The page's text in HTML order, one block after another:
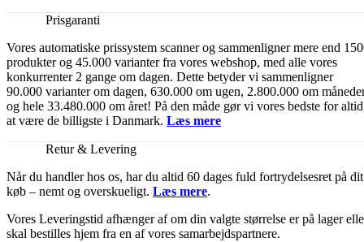
Prisgaranti
Vores automatiske prissystem scanner og sammenligner mere end
produkter og 45.000 varianter fra vores webshop, med alle vores
konkurrenter 2 gange om dagen. Dette betyder vi sammenligner
90.000 varianter om dagen, 630.000 om ugen, 2.800.000 om
og hele 33.480.000 om året! På den måde gør vi vores bedste for
at være de billigste i Danmark. Læs mere
Retur & Levering
Når du handler hos os, har du altid 60 dages fuld fortrydelsesret på dit
køb – nemt og overskueligt. Læs mere.
Vores Leveringstid afhænger af om din valgte størrelse er på lager
skal bestilles hjem fra en af vores samarbejdspartnere.